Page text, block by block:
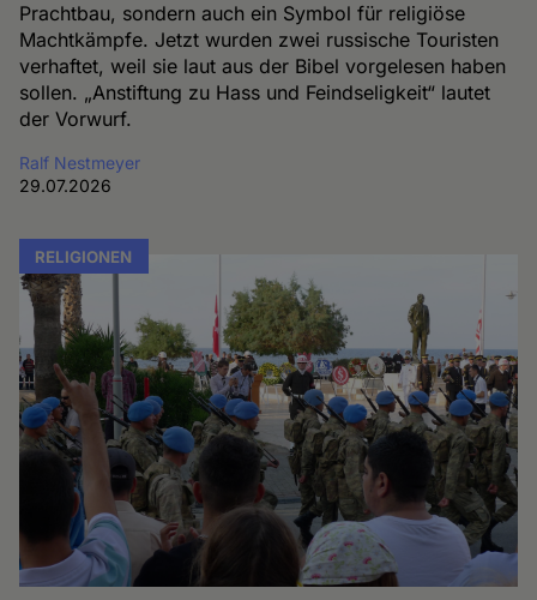
Prachtbau, sondern auch ein Symbol für religiöse
Machtkämpfe. Jetzt wurden zwei russische Touristen
verhaftet, weil sie laut aus der Bibel vorgelesen haben
sollen. „Anstiftung zu Hass und Feindseligkeit“ lautet
der Vorwurf.
Ralf Nestmeyer
29.07.2026
RELIGIONEN